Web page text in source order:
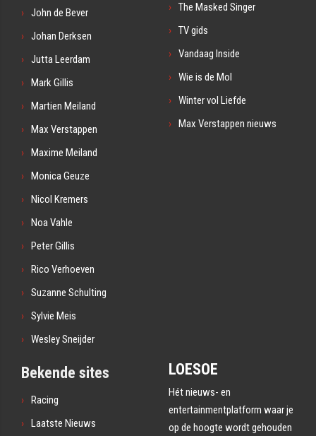
John de Bever
Johan Derksen
Jutta Leerdam
Mark Gillis
Martien Meiland
Max Verstappen
Maxime Meiland
Monica Geuze
Nicol Kremers
Noa Vahle
Peter Gillis
Rico Verhoeven
Suzanne Schulting
Sylvie Meis
Wesley Sneijder
The Masked Singer
TV gids
Vandaag Inside
Wie is de Mol
Winter vol Liefde
Max Verstappen nieuws
Bekende sites
Racing
Laatste Nieuws
LOESOE
Hét nieuws- en
entertainmentplatform waar je
op de hoogte wordt gehouden